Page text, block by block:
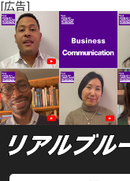
[広告]